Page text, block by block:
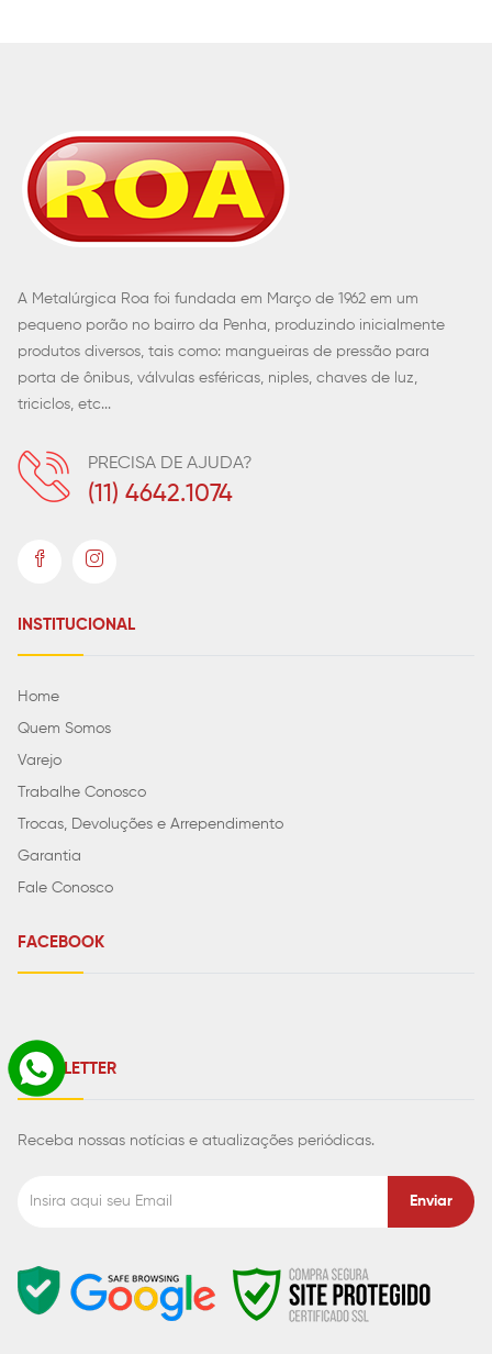
A Metalúrgica Roa foi fundada em Março de 1962 em um
pequeno porão no bairro da Penha, produzindo inicialmente
produtos diversos, tais como: mangueiras de pressão para
porta de ônibus, válvulas esféricas, niples, chaves de luz,
triciclos, etc...
PRECISA DE AJUDA?
(11) 4642.1074
INSTITUCIONAL
Home
Quem Somos
Varejo
Trabalhe Conosco
Trocas, Devoluções e Arrependimento
Garantia
Fale Conosco
FACEBOOK
NEWSLETTER
Receba nossas notícias e atualizações periódicas.
Enviar